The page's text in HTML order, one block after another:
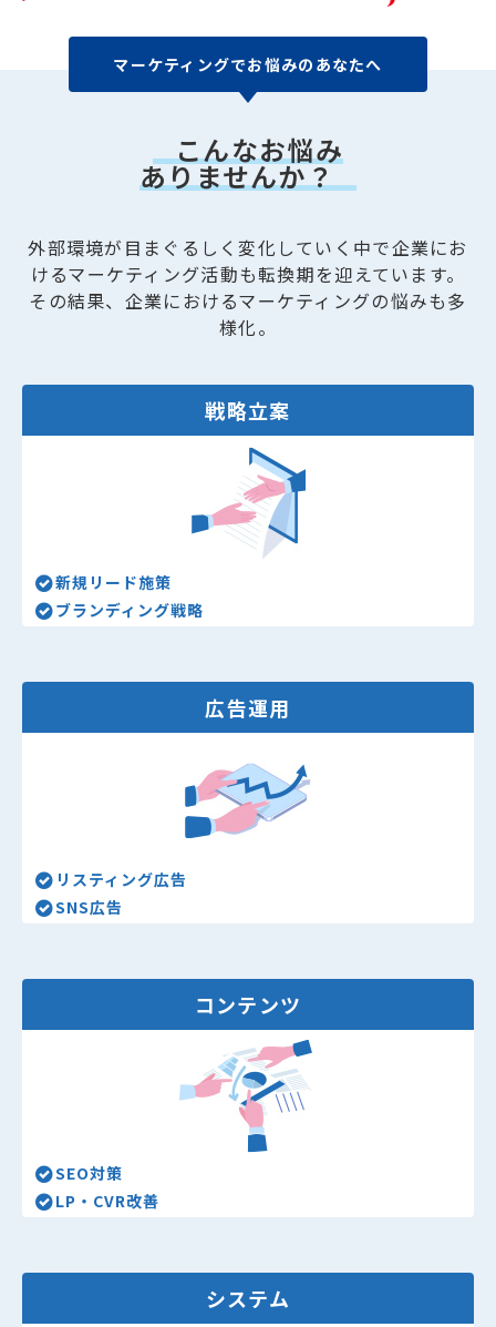
マーケティングでお悩みのあなたへ
こんなお悩み
ありませんか？
外部環境が目まぐるしく変化していく中で企業にお
けるマーケティング活動も転換期を迎えています。
その結果、企業におけるマーケティングの悩みも多
様化。
戦略立案
新規リード施策
ブランディング戦略
広告運用
リスティング広告
SNS広告
コンテンツ
SEO対策
LP・CVR改善
システム